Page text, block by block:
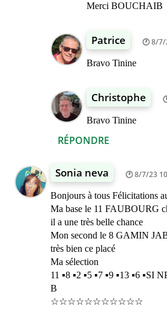
RÉPONDRE
Merci BOUCHAIB
Patrice 8/7/
Bravo Tinine
Christophe
Bravo Tinine
Sonia neva 8/7/23
Bonjours à tous Félicitations
Ma base le 11 FAUBOURG
il a une très belle chance
Mon second le 8 GAMIN
très bien ce placé
Ma sélection
11 ▪︎8 ▪︎2 ▪︎5 ▪︎7 ▪︎9 ▪︎13 ▪︎6 ▪︎SI
B
☆☆☆☆☆☆☆☆☆☆☆